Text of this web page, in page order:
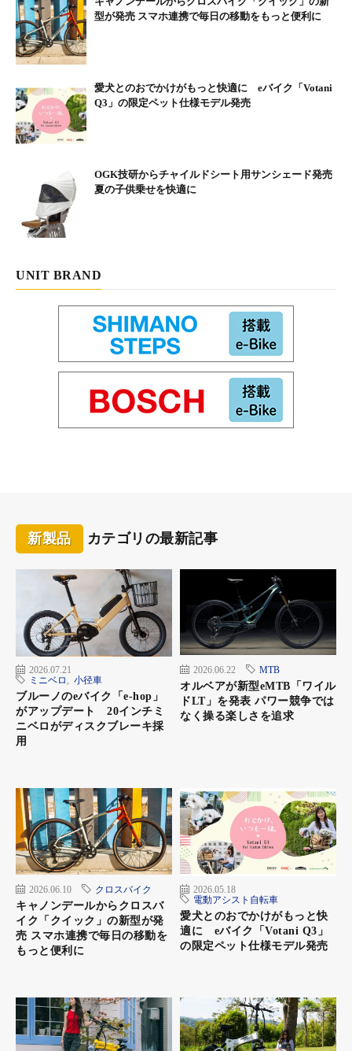
折りたたんでキャスター付きなので簡単に移動できる。
コンパクトな車体なので、小型車や軽自動車のトランク
ルームにも積み込める。
コスミックシルバー
サイドスタンドやキャリングケースなどのオプションパ
ーツも用意されている。
miniFold16 popular+（ミニフォールド16 ポピュラープラス）
価格：12万7200円（税抜）
充電走行距離：70km
アシストレベル：４段階
充電時間：約4 ～ 6時間
車体サイズ：全長1360×全幅595mm
折りたたみ時のサイズ：全長890×全幅450×全高585ｍｍ
タイヤ：16×2.25
重量：18kg
2020年11月発売
型が発売 スマホ連携で毎日の移動をもっと便利に
愛犬とのおでかけがもっと快適に eバイク「Votani
Q3」の限定ペット仕様モデル発売
OGK技研からチャイルドシート用サンシェード発売
夏の子供乗せを快適に
UNIT BRAND
新製品 カテゴリの最新記事
2026.07.21
ミニベロ
小径車
ブルーノのeバイク「e-hop」
がアップデート 20インチミ
ニベロがディスクブレーキ採
用
2026.06.22 MTB
オルベアが新型eMTB「ワイル
ドLT」を発表 パワー競争では
なく操る楽しさを追求
2026.06.10 クロスバイク
キャノンデールからクロスバ
イク「クイック」の新型が発
売 スマホ連携で毎日の移動を
もっと便利に
2026.05.18
電動アシスト自転車
愛犬とのおでかけがもっと快
適に eバイク「Votani Q3」
の限定ペット仕様モデル発売